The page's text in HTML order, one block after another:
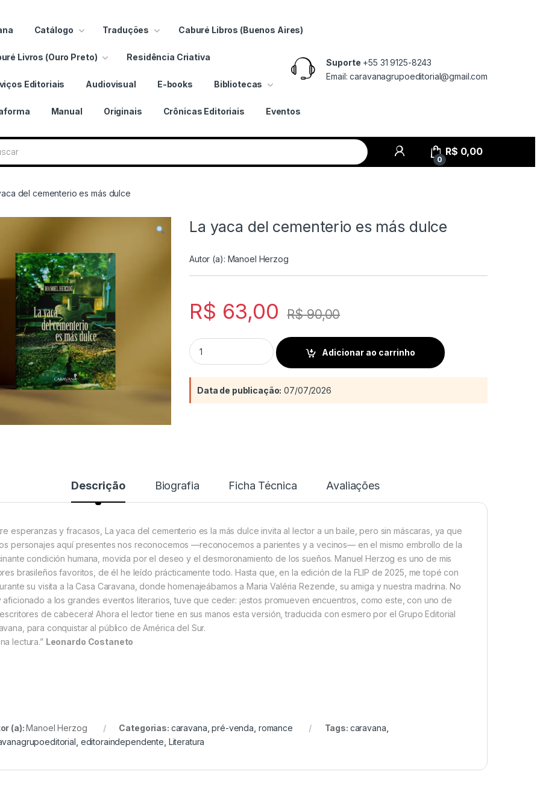
Catálogo Traduções Caburé Libros (Buenos Aires)
Livros (Ouro Preto) Residência Criativa
Editoriais Audiovisual E-books Bibliotecas
Manual Originais Crônicas Editoriais Eventos
Suporte +55 31 9125-8243
Email: caravanagrupoeditorial@gmail.com
0
R$ 0,00
del cementerio es más dulce
La yaca del cementerio es más dulce
Autor (a): Manoel Herzog
R$ 63,00 R$90,00
La yaca del cementerio es más dulce quantity
Adicionar ao carrinho
Data de publicação: 07/07/2026
Descrição Biografia Ficha Técnica Avaliações
esperanzas y fracasos, La yaca del cementerio es la más dulce invita al lector a un baile, pero sin máscaras, ya que
personajes aquí presentes nos reconocemos —reconocemos a parientes y a vecinos— en el mismo embrollo de la
condición humana, movida por el deseo y el desmoronamiento de los sueños. Manuel Herzog es uno de mis
brasileños favoritos, de él he leído prácticamente todo. Hasta que, en la edición de la FLIP de 2025, me topé con
su visita a la Casa Caravana, donde homenajeábamos a Maria Valéria Rezende, su amiga y nuestra madrina. No
aficionado a los grandes eventos literarios, tuve que ceder: ¡estos promueven encuentros, como este, con uno de
de cabecera! Ahora el lector tiene en sus manos esta versión, traducida con esmero por el Grupo Editorial
para conquistar al público de América del Sur.
lectura.” Leonardo Costaneto
(a):Manoel Herzog Categorias: caravana ,pré-venda romance Tags: caravana
editoraindependente Literatura